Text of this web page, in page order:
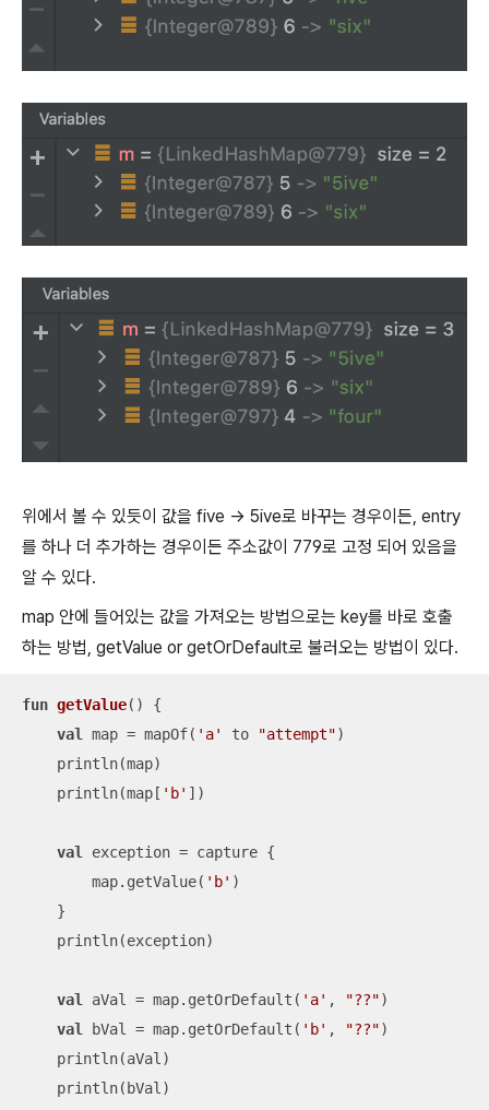
위에서 볼 수 있듯이 값을 five -> 5ive로 바꾸는 경우이든, entry
를 하나 더 추가하는 경우이든 주소값이 779로 고정 되어 있음을
알 수 있다.
map 안에 들어있는 값을 가져오는 방법으로는 key를 바로 호출
하는 방법, getValue or getOrDefault로 불러오는 방법이 있다.
fun getValue()
{
val
map = mapOf( 'a' to "attempt")
    println(map)
    println(map[
'b' ])
val
exception = capture {
        map.getValue(
'b' )
    }
    println(exception)
val aVal = map.getOrDefault( 'a' , "??")
val
bVal = map.getOrDefault( 'b' , "??")
    println(aVal)
    println(bVal)